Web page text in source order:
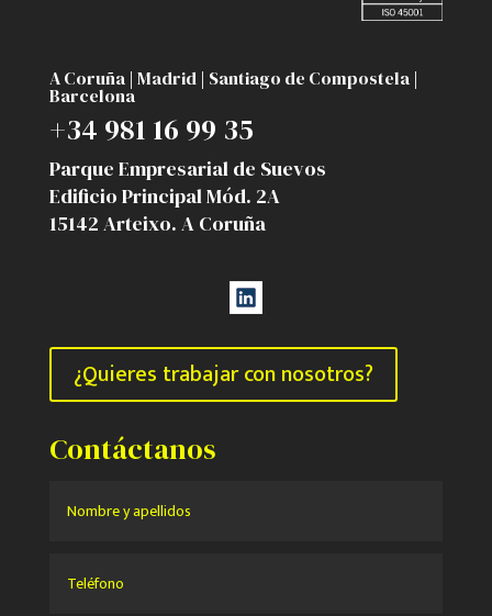
A Coruña | Madrid | Santiago de Compostela |
Barcelona
+34 981 16 99 35
Parque Empresarial de Suevos
Edificio Principal Mód. 2A
15142 Arteixo. A Coruña
¿Quieres trabajar con nosotros?
Contáctanos